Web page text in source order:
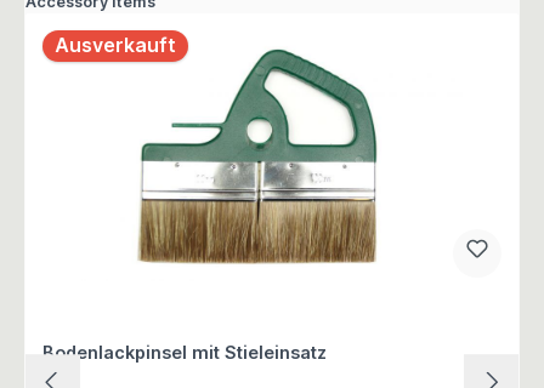
Ausverkauft
Bodenlackpinsel mit Stieleinsatz